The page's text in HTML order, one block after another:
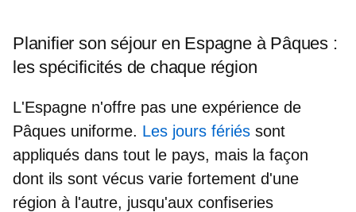
Planifier son séjour en Espagne à Pâques :
les spécificités de chaque région
L'Espagne n'offre pas une expérience de
Pâques uniforme. Les jours fériés sont
appliqués dans tout le pays, mais la façon
dont ils sont vécus varie fortement d'une
région à l'autre, jusqu'aux confiseries